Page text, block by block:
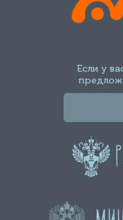
Если у